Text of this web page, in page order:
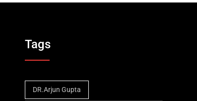
Tags
DR.Arjun Gupta